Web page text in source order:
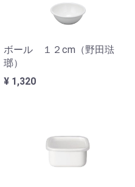
ボール １２cm（野田琺
瑯）
¥ 1,320